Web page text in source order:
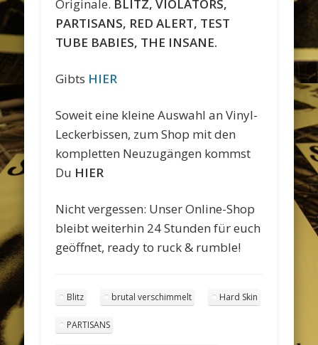
Originale. BLITZ, VIOLATORS,
PARTISANS, RED ALERT, TEST
TUBE BABIES, THE INSANE.
Gibts HIER
Soweit eine kleine Auswahl an Vinyl-
Leckerbissen, zum Shop mit den
kompletten Neuzugängen kommst
Du HIER
Nicht vergessen: Unser Online-Shop
bleibt weiterhin 24 Stunden für euch
geöffnet, ready to ruck & rumble!
Blitz brutal verschimmelt Hard Skin
PARTISANS